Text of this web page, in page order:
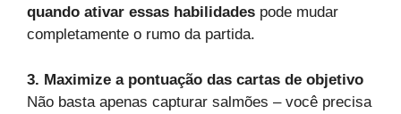
quando ativar essas habilidades pode mudar
completamente o rumo da partida.
3. Maximize a pontuação das cartas de objetivo
Não basta apenas capturar salmões – você precisa